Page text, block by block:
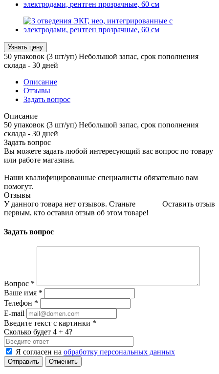
Узнать цену
50 упаковок (3 шт/уп) Небольшой запас, срок пополнения
склада - 30 дней
Описание
Отзывы
Задать вопрос
Описание
50 упаковок (3 шт/уп) Небольшой запас, срок пополнения
склада - 30 дней
Задать вопрос
Вы можете задать любой интересующий вас вопрос по товару
или работе магазина.
Наши квалифицированные специалисты обязательно вам
помогут.
Отзывы
Оставить отзыв
У данного товара нет отзывов. Станьте
первым, кто оставил отзыв об этом товаре!
Задать вопрос
Вопрос *
Ваше имя *
Телефон *
E-mail
Введите текст с картинки *
Сколько будет 4 + 4?
Я согласен на обработку персональных данных
Отменить